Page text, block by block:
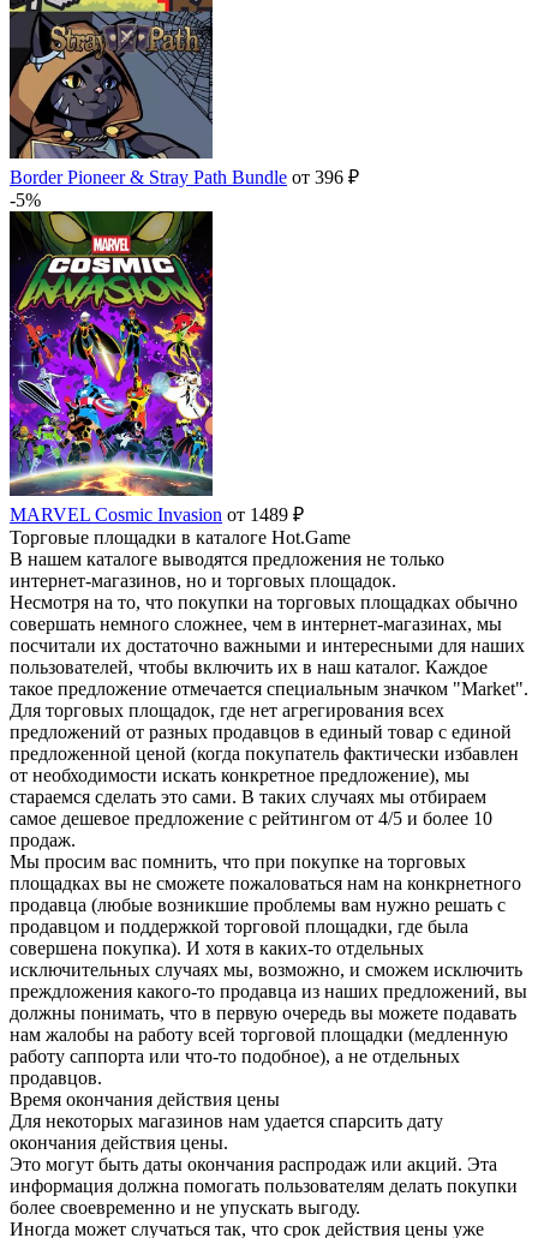
Border Pioneer & Stray Path Bundle от 396 ₽
-5%
MARVEL Cosmic Invasion от 1489 ₽
Торговые площадки в каталоге Hot.Game
В нашем каталоге выводятся предложения не только
интернет-магазинов, но и торговых площадок.
Несмотря на то, что покупки на торговых площадках обычно
совершать немного сложнее, чем в интернет-магазинах, мы
посчитали их достаточно важными и интересными для наших
пользователей, чтобы включить их в наш каталог. Каждое
такое предложение отмечается специальным значком "Market".
Для торговых площадок, где нет агрегирования всех
предложений от разных продавцов в единый товар с единой
предложенной ценой (когда покупатель фактически избавлен
от необходимости искать конкретное предложение), мы
стараемся сделать это сами. В таких случаях мы отбираем
самое дешевое предложение с рейтингом от 4/5 и более 10
продаж.
Мы просим вас помнить, что при покупке на торговых
площадках вы не сможете пожаловаться нам на конкрнетного
продавца (любые возникшие проблемы вам нужно решать с
продавцом и поддержкой торговой площадки, где была
совершена покупка). И хотя в каких-то отдельных
исключительных случаях мы, возможно, и сможем исключить
преждложения какого-то продавца из наших предложений, вы
должны понимать, что в первую очередь вы можете подавать
нам жалобы на работу всей торговой площадки (медленную
работу саппорта или что-то подобное), а не отдельных
продавцов.
Время окончания действия цены
Для некоторых магазинов нам удается спарсить дату
окончания действия цены.
Это могут быть даты окончания распродаж или акций. Эта
информация должна помогать пользователям делать покупки
более своевременно и не упускать выгоду.
Иногда может случаться так, что срок действия цены уже